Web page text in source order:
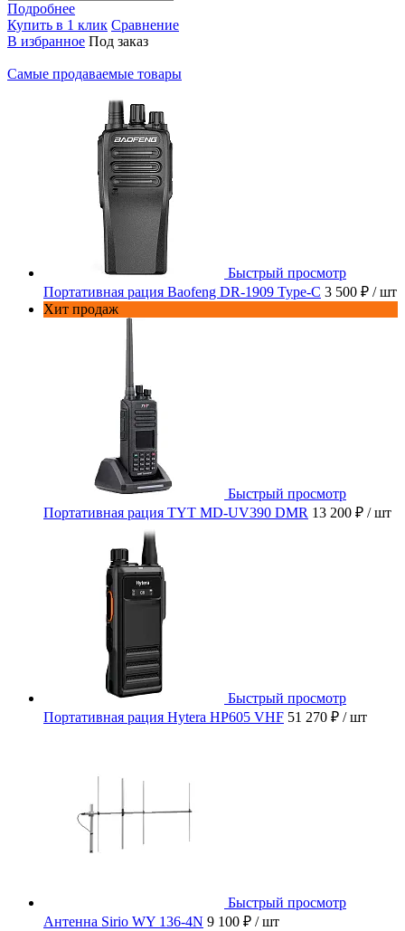
Подробнее
Купить в 1 клик Сравнение
В избранное Под заказ
Самые продаваемые товары
Быстрый просмотр
Портативная рация Baofeng DR-1909 Type-C 3 500 ₽ / шт
Хит продаж
Быстрый просмотр
Портативная рация TYT MD-UV390 DMR 13 200 ₽ / шт
Быстрый просмотр
Портативная рация Hytera HP605 VHF 51 270 ₽ / шт
Быстрый просмотр
Антенна Sirio WY 136-4N 9 100 ₽ / шт